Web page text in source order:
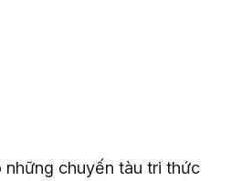
chuyến tàu tri thức